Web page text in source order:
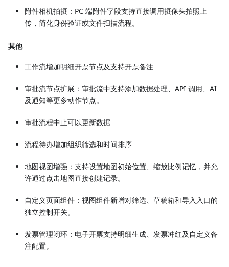
附件相机拍摄：PC 端附件字段支持直接调用摄像头拍照上
传，简化身份验证或文件扫描流程。
其他
工作流增加明细开票节点及支持开票备注
审批流节点扩展：审批流中支持添加数据处理、API 调用、AI
及通知等更多动作节点。
审批流程中止可以更新数据
流程待办增加组织筛选和时间排序
地图视图增强：支持设置地图初始位置、缩放比例记忆，并允
许通过点击地图直接创建记录。
自定义页面组件：视图组件新增对筛选、草稿箱和导入入口的
独立控制开关。
发票管理闭环：电子开票支持明细生成、发票冲红及自定义备
注配置。